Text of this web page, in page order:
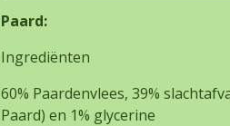
Paard:
Ingrediënten
60% Paardenvlees, 39%
Paard) en 1% glycerine